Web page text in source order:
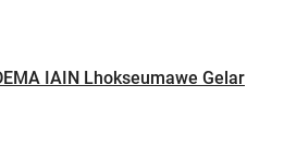
IAIN Lhokseumawe Gelar